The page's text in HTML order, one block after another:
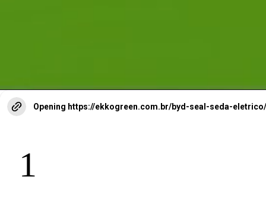
Opening https://ekkogreen.com.br/byd-seal-seda-
1